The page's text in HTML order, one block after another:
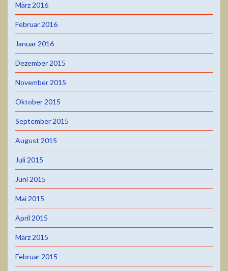
März 2016
Februar 2016
Januar 2016
Dezember 2015
November 2015
Oktober 2015
September 2015
August 2015
Juli 2015
Juni 2015
Mai 2015
April 2015
März 2015
Februar 2015